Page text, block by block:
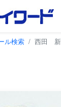
ル検索 西田 新